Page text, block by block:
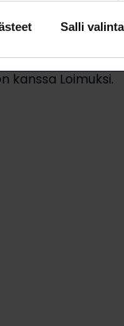
Salli valinta
vuonna 2017
LAL:n HYLA-
kanssa Loimuksi.